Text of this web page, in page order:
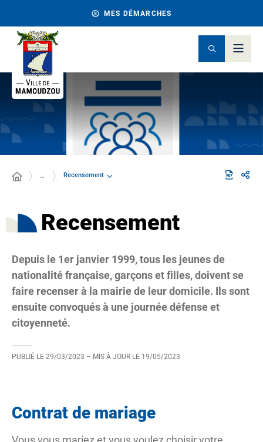
MES DÉMARCHES
… Recensement
Recensement
Depuis le 1er janvier 1999, tous les jeunes de
nationalité française, garçons et filles, doivent se
faire recenser à la mairie de leur domicile. Ils sont
ensuite convoqués à une journée défense et
citoyenneté.
PUBLIÉ LE 29/03/2023 – MIS À JOUR LE 19/05/2023
Contrat de mariage